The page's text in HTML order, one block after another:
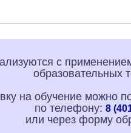
с
образовательных
на обучение можно
по телефону: 8
или через форму